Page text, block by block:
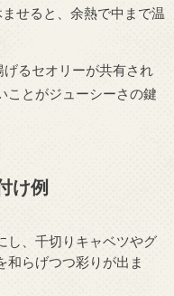
せると、余熱で中まで温
るセオリーが共有され
ことがジューシーさの鍵
け例
し、千切りキャベツやグ
和らげつつ彩りが出ま